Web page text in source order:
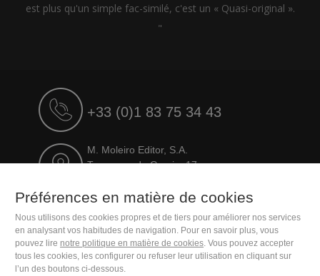
est plus qu'un simple fac-similé, c'est un « Quasi-original ».
"
+33 (0)1 83 75 34 43
M. Moleiro Editor, S.A.
Travesera de Gracia, 17
Préférences en matière de cookies
Nous utilisons des cookies propres et de tiers pour améliorer nos services
en analysant vos habitudes de navigation. Pour en savoir plus, vous
pouvez lire notre politique en matière de cookies. Vous pouvez accepter
tous les cookies, les configurer ou refuser leur utilisation en cliquant sur
l’un des boutons ci-dessous.